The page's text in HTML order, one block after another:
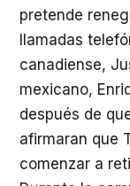
pretende
llamadas
canadiense,
mexicano,
después de
afirmaran que
comenzar a